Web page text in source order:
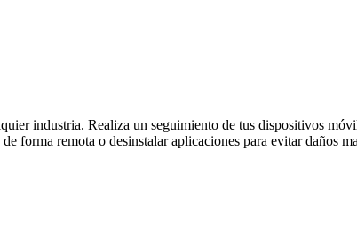
industria. Realiza un seguimiento de tus dispositivos
forma remota o desinstalar aplicaciones para evitar daños